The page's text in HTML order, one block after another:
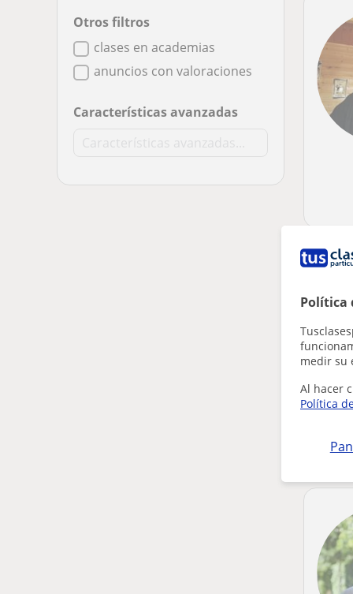
Política
medir su
Al hacer
Política
Otros filtros
clases en academias
anuncios con valoraciones
Características avanzadas